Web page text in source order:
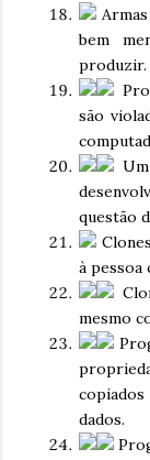
bem
produzir.
são
questão
à pessoa
mesmo
dados.